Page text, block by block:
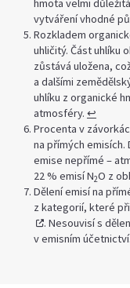
hmota velmi
vytváření vhodné
Rozkladem
uhličitý. Část uhlíku
zůstává uložena,
a dalšími
uhlíku z organické
atmosféry. ↩︎
Procenta v
na přímých
emise nepřímé –
22 % emisí N2O z
Dělení emisí na
z kategorií, které
. Nesouvisí s
v emisním účetnictví.